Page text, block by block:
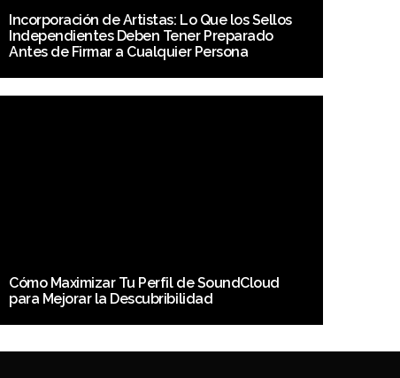
Incorporación de Artistas: Lo Que los Sellos
Independientes Deben Tener Preparado
Antes de Firmar a Cualquier Persona
Cómo Maximizar Tu Perfil de SoundCloud
para Mejorar la Descubribilidad